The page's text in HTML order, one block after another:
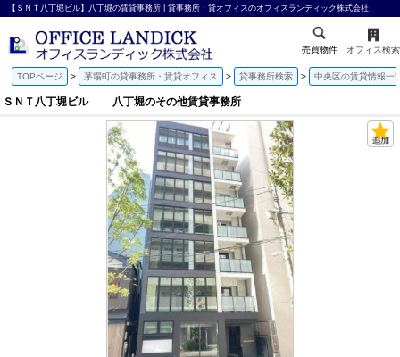
【ＳＮＴ八丁堀ビル】八丁堀の賃貸事務所 | 貸事務所・貸オフィスのオフィスランディック株式会社
売買物件 オフィス検索
TOPページ 茅場町の貸事務所・賃貸オフィス 貸事務所検索 中央区の賃貸情報一
ＳＮＴ八丁堀ビル 八丁堀のその他賃貸事務所